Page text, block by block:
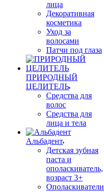
лица
Декоративная
косметика
Уход за
волосами
Патчи под глаза
ПРИРОДНЫЙ
ЦЕЛИТЕЛЬ
Средства для
волос
Средства для
лица и тела
Альбадент
Детская зубная
паста и
ополаскиватель,
возраст 3+
Ополаскиватели